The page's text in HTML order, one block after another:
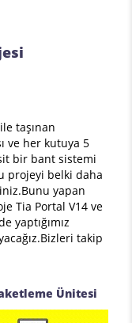
taşınan
ve her kutuya 5
bir bant sistemi
projeyi belki daha
yapan
Tia Portal V14 ve
yaptığımız
takip
Ünitesi